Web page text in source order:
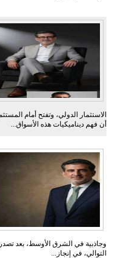
الاستثمار الدولي، وتفتح أمام
أن فهم ديناميكيات هذه الأسواق...
وجاذبية في الشرق الأوسط، بعد
التوالي، في إنجاز...